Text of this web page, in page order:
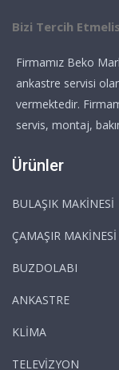
Bizi Tercih
Firmamız Beko
ankastre servisi
vermektedir.
servis, montaj,
Ürünler
BULAŞIK MAKİNESİ
ÇAMAŞIR MAKİNESİ
BUZDOLABI
ANKASTRE
KLİMA
TELEVİZYON